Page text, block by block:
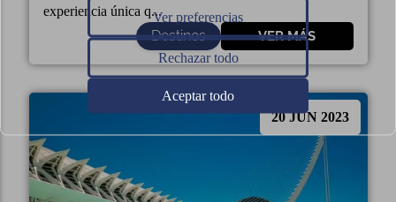
experiencia única q...
Destinos VER MÁS
20 JUN 2023
Ver preferencias
Rechazar todo
Aceptar todo